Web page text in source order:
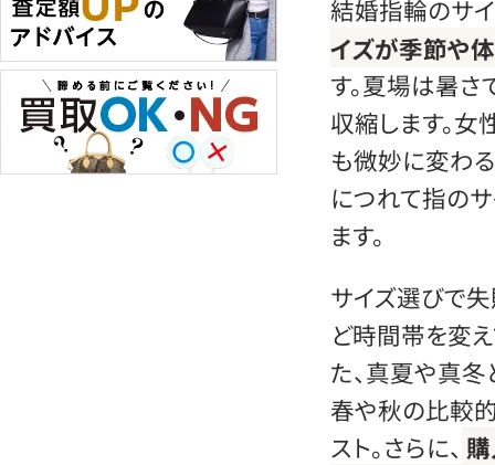
結婚指輪のサ
イズが季節や
す。夏場は暑
収縮します。
も微妙に変わ
につれて指の
ます。
サイズ選びで
ど時間帯を変
た、真夏や真
春や秋の比較
スト。さらに、